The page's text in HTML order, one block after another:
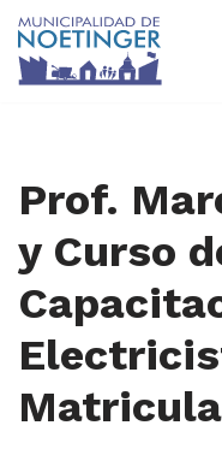
Saltar
Prof.
y Curso